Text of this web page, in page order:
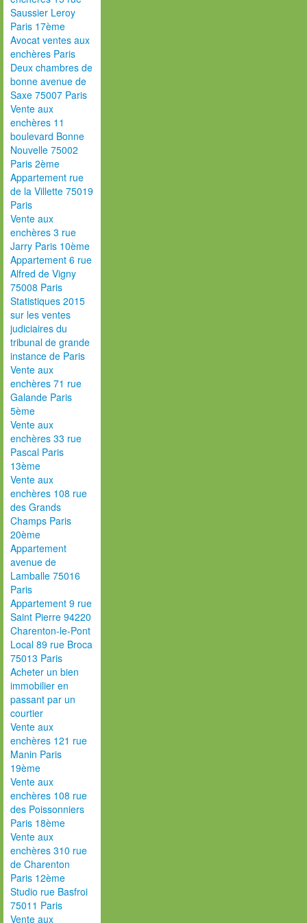
Saussier Leroy
Paris 17ème
Avocat ventes aux
enchères Paris
Deux chambres de
bonne avenue de
Saxe 75007 Paris
Vente aux
enchères 11
boulevard Bonne
Nouvelle 75002
Paris 2ème
Appartement rue
de la Villette 75019
Paris
Vente aux
enchères 3 rue
Jarry Paris 10ème
Appartement 6 rue
Alfred de Vigny
75008 Paris
Statistiques 2015
sur les ventes
judiciaires du
tribunal de grande
instance de Paris
Vente aux
enchères 71 rue
Galande Paris
5ème
Vente aux
enchères 33 rue
Pascal Paris
13ème
Vente aux
enchères 108 rue
des Grands
Champs Paris
20ème
Appartement
avenue de
Lamballe 75016
Paris
Appartement 9 rue
Saint Pierre 94220
Charenton-le-Pont
Local 89 rue Broca
75013 Paris
Acheter un bien
immobilier en
passant par un
courtier
Vente aux
enchères 121 rue
Manin Paris
19ème
Vente aux
enchères 108 rue
des Poissonniers
Paris 18ème
Vente aux
enchères 310 rue
de Charenton
Paris 12ème
Studio rue Basfroi
75011 Paris
Vente aux